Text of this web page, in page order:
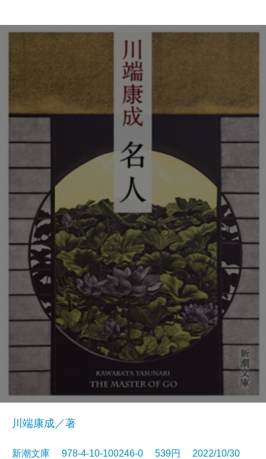
川端康成／著
新潮文庫 978-4-10-100246-0 539円 2022/10/30